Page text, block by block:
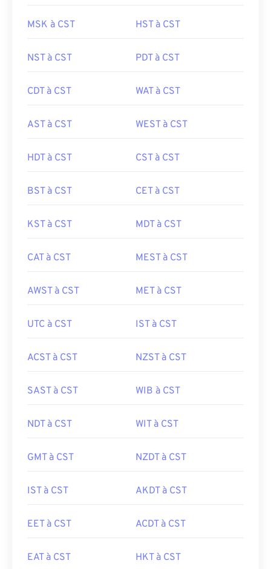
MSK à CST HST à CST
NST à CST PDT à CST
CDT à CST WAT à CST
AST à CST WEST à CST
HDT à CST CST à CST
BST à CST CET à CST
KST à CST MDT à CST
CAT à CST MEST à CST
AWST à CST MET à CST
UTC à CST IST à CST
ACST à CST NZST à CST
SAST à CST WIB à CST
NDT à CST WIT à CST
GMT à CST NZDT à CST
IST à CST AKDT à CST
EET à CST ACDT à CST
EAT à CST HKT à CST